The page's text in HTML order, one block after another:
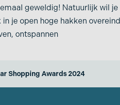
geweldig! Natuurlijk wil je
in je open hoge hakken overeind
ontspannen
Shopping Awards 2024